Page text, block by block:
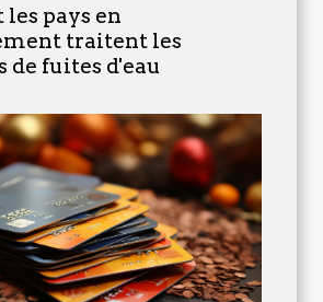
pays en
traitent les
de fuites d'eau